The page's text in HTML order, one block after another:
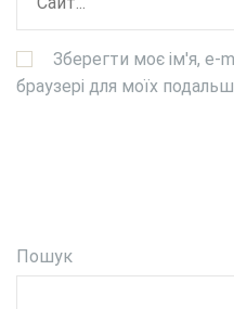
Зберегти моє ім'я, e-
браузері для моїх
Пошук